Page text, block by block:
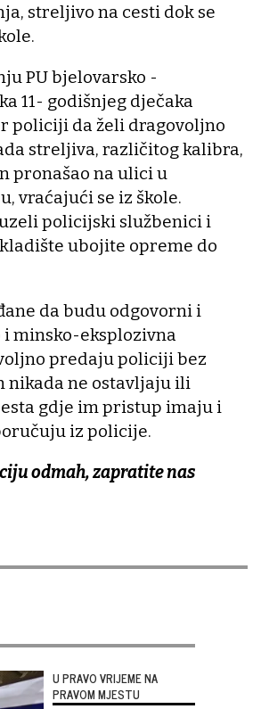
streljivo na cesti dok se
PU bjelovarsko -
11- godišnjeg dječaka
policiji da želi dragovoljno
streljiva, različitog kalibra,
pronašao na ulici u
vraćajući se iz škole.
policijski službenici i
ubojite opreme do
da budu odgovorni i
minsko-eksplozivna
predaju policiji bez
nikada ne ostavljaju ili
gdje im pristup imaju i
iz policije.
odmah, zapratite nas
U PRAVO VRIJEME NA
PRAVOM MJESTU